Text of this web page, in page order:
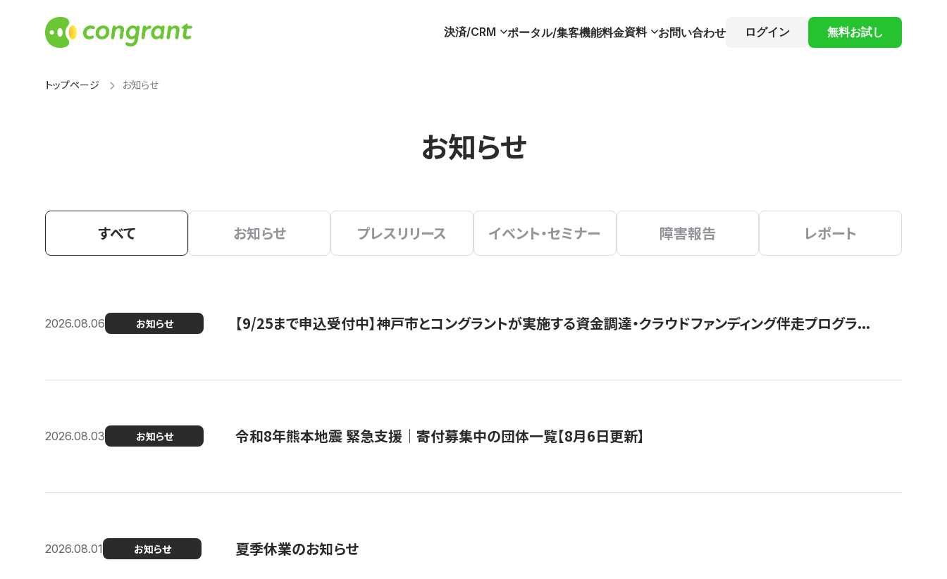
決済/CRM ポータル/集客機能料金資料 お問い合わせ ログイン 無料お試し
トップページ お知らせ
お知らせ
すべて お知らせ プレスリリース イベント・セミナー 障害報告 レポート
2026.08.06 お知らせ 【9/25まで申込受付中】神戸市とコングラントが実施する資金調達・クラウドファンディング伴走プログラ...
2026.08.03 お知らせ 令和8年熊本地震 緊急支援｜寄付募集中の団体一覧【8月6日更新】
2026.08.01 お知らせ 夏季休業のお知らせ